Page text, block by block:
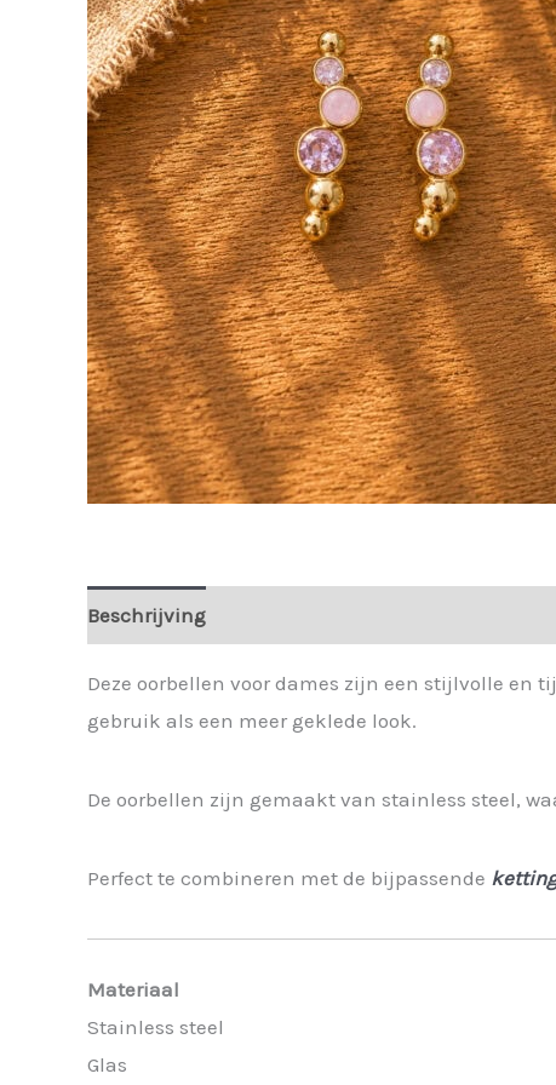
Beschrijving
Deze oorbellen voor dames zijn een stijlvolle en
gebruik als een meer geklede look.
De oorbellen zijn gemaakt van stainless steel,
Perfect te combineren met de bijpassende
Materiaal
Stainless steel
Glas